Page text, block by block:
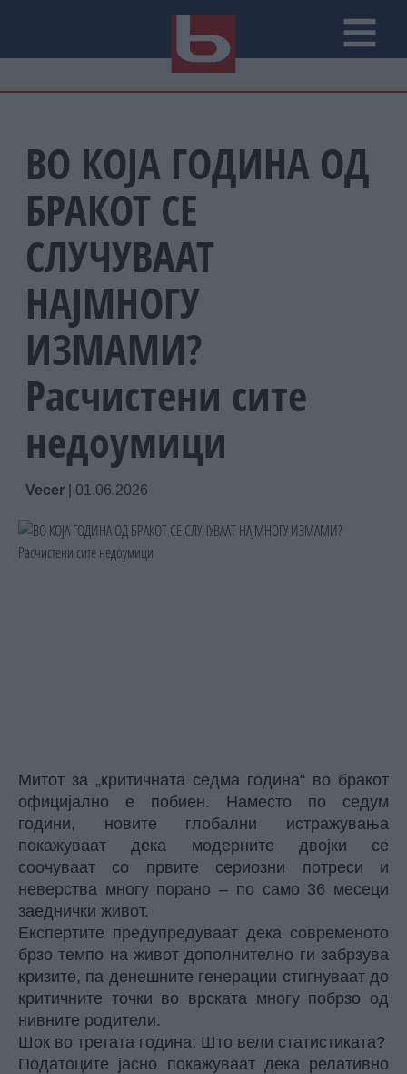
ВО КОЈА ГОДИНА ОД
БРАКОТ СЕ
СЛУЧУВААТ
НАЈМНОГУ
ИЗМАМИ?
Расчистени сите
недоумици
Vecer 01.06.2026
Митот за „критичната седма година“ во бракот
официјално е побиен. Наместо по седум
години, новите глобални истражувања
покажуваат дека модерните двојки се
соочуваат со првите сериозни потреси и
неверства многу порано – по само 36 месеци
заеднички живот.
Експертите предупредуваат дека современото
брзо темпо на живот дополнително ги забрзува
кризите, па денешните генерации стигнуваат до
критичните точки во врската многу побрзо од
нивните родители.
Шок во третата година: Што вели статистиката?
Податоците јасно покажуваат дека релативно